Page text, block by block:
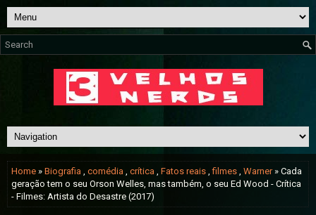
Home » Biografia , comédia , crítica , Fatos reais ,filmes , Warner» Cada
geração tem o seu Orson Welles, mas também, o seu Ed Wood - Crítica
- Filmes: Artista do Desastre (2017)